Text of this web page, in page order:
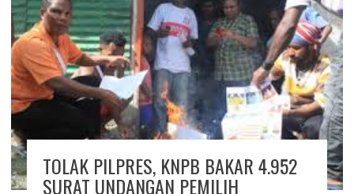
TOLAK PILPRES, KNPB BAKAR 4.952
SURAT UNDANGAN PEMILIH